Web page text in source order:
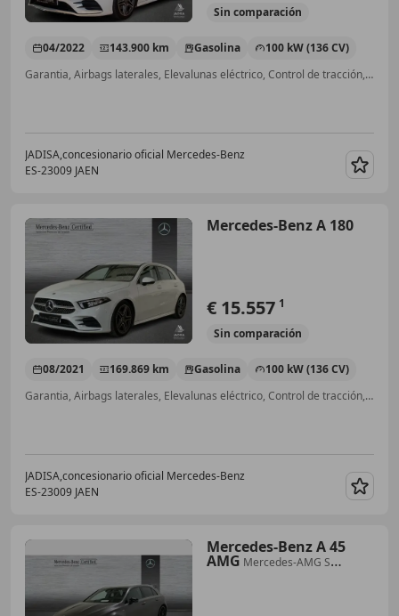
Sin comparación
04/2022 143.900 km Gasolina
100 kW (136 CV)
Garantia, Airbags laterales, Elevalunas eléctrico, Control de tracción, ESP, ABS, Airbag del conductor, Sensor de lluvia
JADISA,concesionario oficial Mercedes-Benz
ES-23009 JAEN
Mercedes-Benz A 180
€ 15.557 1
Sin comparación
08/2021 169.869 km Gasolina
100 kW (136 CV)
Garantia, Airbags laterales, Elevalunas eléctrico, Control de tracción, USB, ESP, ABS, Sensor de lluvia
JADISA,concesionario oficial Mercedes-Benz
ES-23009 JAEN
Mercedes-Benz A 45
AMG Mercedes-AMG S